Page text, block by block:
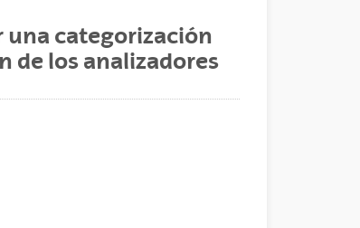
una categorización
de los analizadores